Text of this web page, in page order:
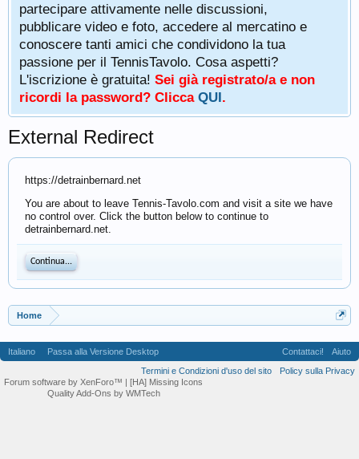
partecipare attivamente nelle discussioni,
pubblicare video e foto, accedere al mercatino e
conoscere tanti amici che condividono la tua
passione per il TennisTavolo. Cosa aspetti?
L'iscrizione è gratuita! Sei già registrato/a e non
ricordi la password? Clicca QUI.
External Redirect
https://detrainbernard.net
You are about to leave Tennis-Tavolo.com and visit a site we have
no control over. Click the button below to continue to
detrainbernard.net.
Continua...
Home
Italiano Passa alla Versione Desktop Contattaci!
Aiuto
Termini e Condizioni d'uso del sito
Policy sulla Privacy
Forum software by XenForo™ | [HA] Missing Icons
Quality Add-Ons by WMTech